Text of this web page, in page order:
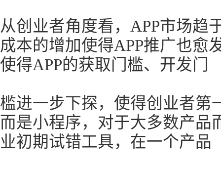
从创业者角度看，APP市场趋
成本的增加使得APP推广也愈
使得APP的获取门槛、开发门
槛进一步下探，使得创业者第
而是小程序，对于大多数产品
业初期试错工具，在一个产品